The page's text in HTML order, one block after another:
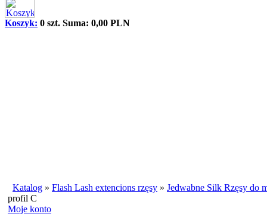
Koszyk: 0 szt. Suma: 0,00 PLN
Katalog » Flash Lash extencions rzęsy » Jedwabne Silk Rzęsy do
profil C
Moje konto